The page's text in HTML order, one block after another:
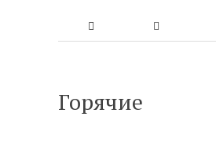
Горячие